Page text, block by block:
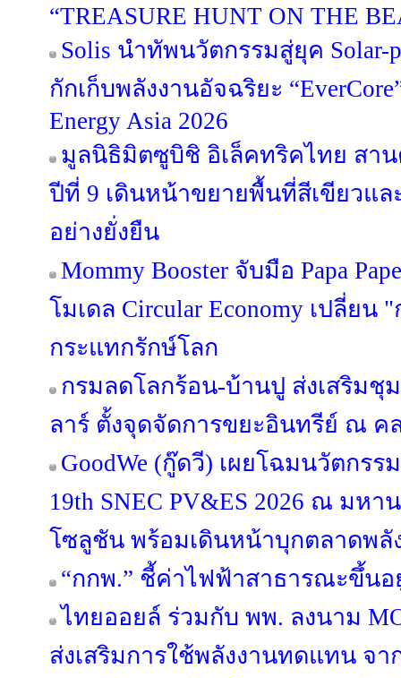
“TREASURE HUNT ON THE
Solis นำทัพนวัตกรรมสู่ยุค Solar-
กักเก็บพลังงานอัจฉริยะ
Energy Asia 2026
มูลนิธิมิตซูบิชิ อิเล็คทริคไทย สา
ปีที่ 9 เดินหน้าขยายพื้นที่สีเขียวแ
อย่างยั่งยืน
Mommy Booster จับมือ Papa
โมเดล Circular Economy เปลี่ยน
กระแทกรักษ์โลก
กรมลดโลกร้อน-บ้านปู ส่งเสริม
ลาร์ ตั้งจุดจัดการขยะอินทรีย์ ณ ค
GoodWe (กู๊ดวี) เผยโฉมนวัตกรร
19th SNEC PV&ES 2026 ณ มห
โซลูชัน พร้อมเดินหน้าบุกตลาดพลั
“กกพ.” ชี้ค่าไฟฟ้าสาธารณะขึ้น
ไทยออยล์ ร่วมกับ พพ. ลงนาม
ส่งเสริมการใช้พลังงานทดแทน จ